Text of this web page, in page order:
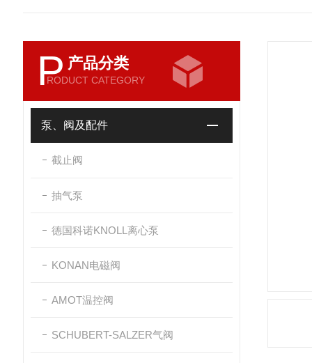
P 产品分类
RODUCT CATEGORY
泵、阀及配件
截止阀
抽气泵
德国科诺KNOLL离心泵
KONAN电磁阀
AMOT温控阀
SCHUBERT-SALZER气阀